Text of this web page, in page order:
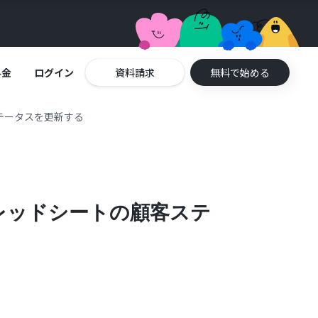
ログイン 資料請求 無料で始める
タスを更新する
ドシートの顧客ステ